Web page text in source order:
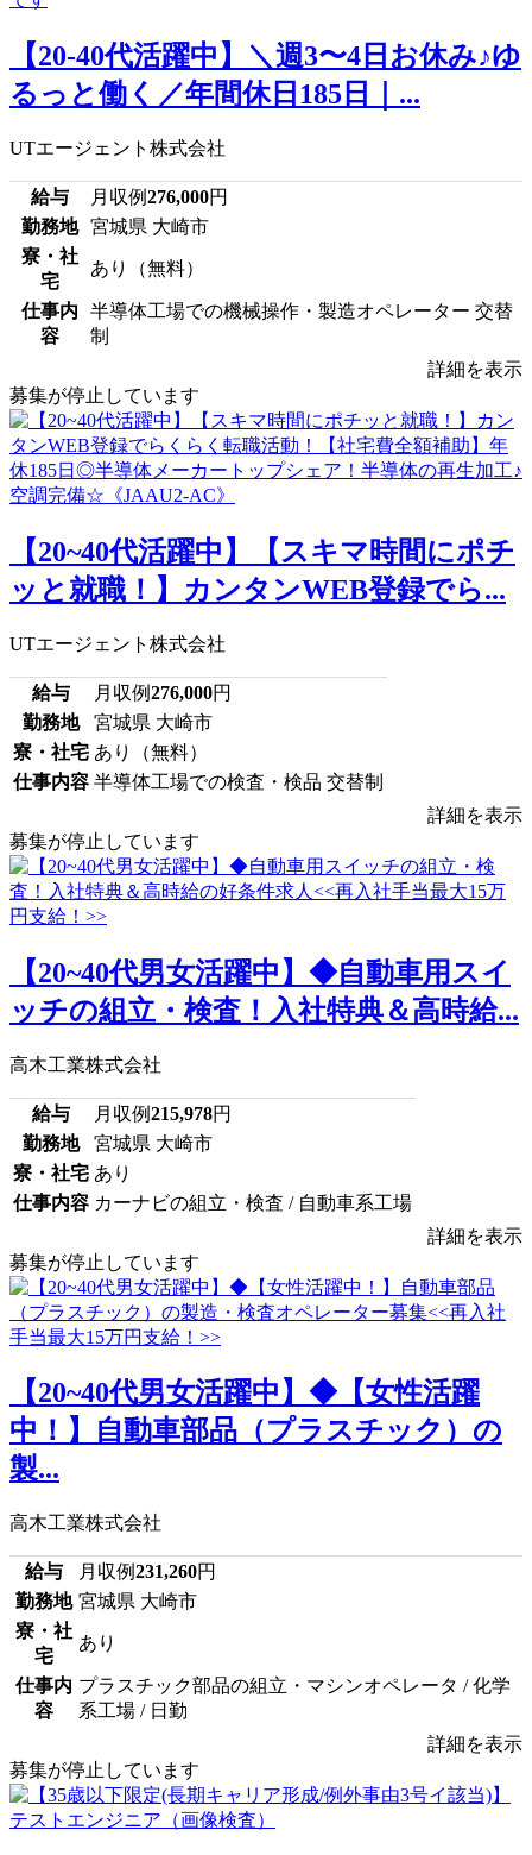
【20-40代活躍中】＼週3〜4日お休み♪ゆ
るっと働く／年間休日185日｜...
UTエージェント株式会社
給与 月収例276,000円
勤務地
宮城県 大崎市
寮・社
宅
あり（無料）
仕事内
容
半導体工場での機械操作・製造オペレーター 交替
制
詳細を表示
募集が停止しています
【20~40代活躍中】【スキマ時間にポチ
ッと就職！】カンタンWEB登録でら...
UTエージェント株式会社
給与 月収例276,000円
勤務地
宮城県 大崎市
寮・社宅 あり（無料）
仕事内容 半導体工場での検査・検品 交替制
詳細を表示
募集が停止しています
【20~40代男女活躍中】◆自動車用スイ
ッチの組立・検査！入社特典＆高時給...
高木工業株式会社
給与 月収例215,978円
勤務地
宮城県 大崎市
寮・社宅 あり
仕事内容 カーナビの組立・検査 / 自動車系工場
詳細を表示
募集が停止しています
【20~40代男女活躍中】◆【女性活躍
中！】自動車部品（プラスチック）の
製...
高木工業株式会社
給与 月収例231,260円
勤務地 宮城県 大崎市
寮・社
宅
あり
仕事内
容
プラスチック部品の組立・マシンオペレータ / 化学
系工場 / 日勤
詳細を表示
募集が停止しています